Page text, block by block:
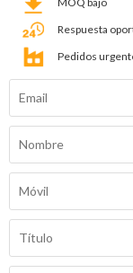
Respuesta
Pedidos